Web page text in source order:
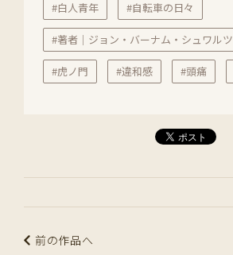
#白人青年 #自転車の日々
#著者｜ジョン・バーナム・シュワルツ
#虎ノ門 #違和感 #頭痛
前の作品へ